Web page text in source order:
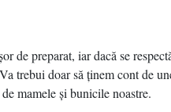
de preparat, iar dacă se
trebui doar să ţinem cont de
mamele şi bunicile noastre.